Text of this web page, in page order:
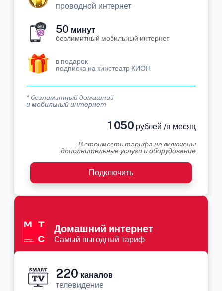
проводной интернет
50 минут
безлимитный мобильный интернет
в подарок
подписка на кинотеатр КИОН
* безлимитный домашний
и мобильный интернет
1 050 рублей /в месяц
В стоимость тарифа не включены
дополнительные услуги и оборудование
Подключить
Домашний интернет
Самый выгодный тариф
220 каналов
телевидение